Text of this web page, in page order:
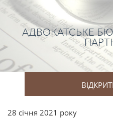
АДВОКАТСЬКЕ
28 січня 2021 року